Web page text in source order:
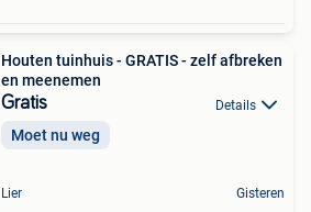
Houten tuinhuis - GRATIS - zelf afbreken
en meenemen
Gratis Details
Moet nu weg
Lier Gisteren